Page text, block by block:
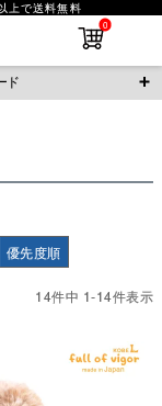
上で送料無料
0
ド
ラッシュガード
優先度順
14件中 1-14件表示